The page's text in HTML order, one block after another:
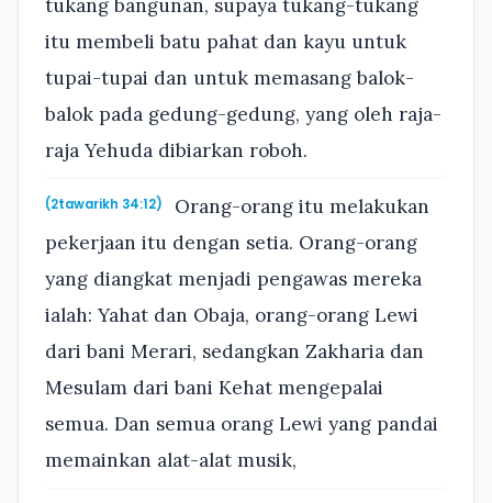
tukang bangunan, supaya tukang-tukang
itu membeli batu pahat dan kayu untuk
tupai-tupai dan untuk memasang balok-
balok pada gedung-gedung, yang oleh raja-
raja Yehuda dibiarkan roboh.
(2tawarikh 34:12)
Orang-orang itu melakukan
pekerjaan itu dengan setia. Orang-orang
yang diangkat menjadi pengawas mereka
ialah: Yahat dan Obaja, orang-orang Lewi
dari bani Merari, sedangkan Zakharia dan
Mesulam dari bani Kehat mengepalai
semua. Dan semua orang Lewi yang pandai
memainkan alat-alat musik,